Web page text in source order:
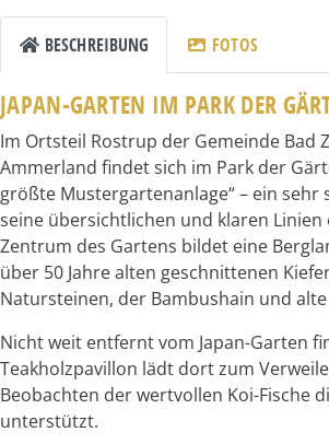
BESCHREIBUNG FOTOS
JAPAN-GARTEN IM PARK DER
Im Ortsteil Rostrup der Gemeinde Bad
Ammerland findet sich im Park der
größte Mustergartenanlage“ – ein
seine übersichtlichen und klaren
Zentrum des Gartens bildet eine
über 50 Jahre alten geschnittenen
Natursteinen, der Bambushain und
Nicht weit entfernt vom Japan-Garten
Teakholzpavillon lädt dort zum
Beobachten der wertvollen Koi-Fische
unterstützt.